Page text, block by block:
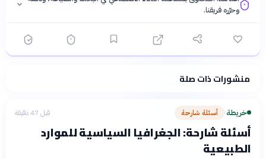
وحرّره فريقنا.
فلسفتنا المعرفية· سياسة الذكاء الاصطناعيمنشورات ذات صلة
خريطة› أسئلة شارحة قبل 47 دقيقة
أسئلة شارحة: الجغرافيا السياسية للموارد
الطبيعية